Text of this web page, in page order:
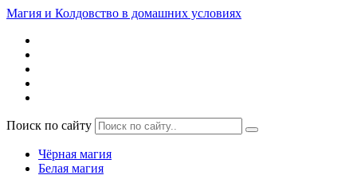
Магия и Колдовство в домашних условиях
Поиск по сайту
Чёрная магия
Белая магия